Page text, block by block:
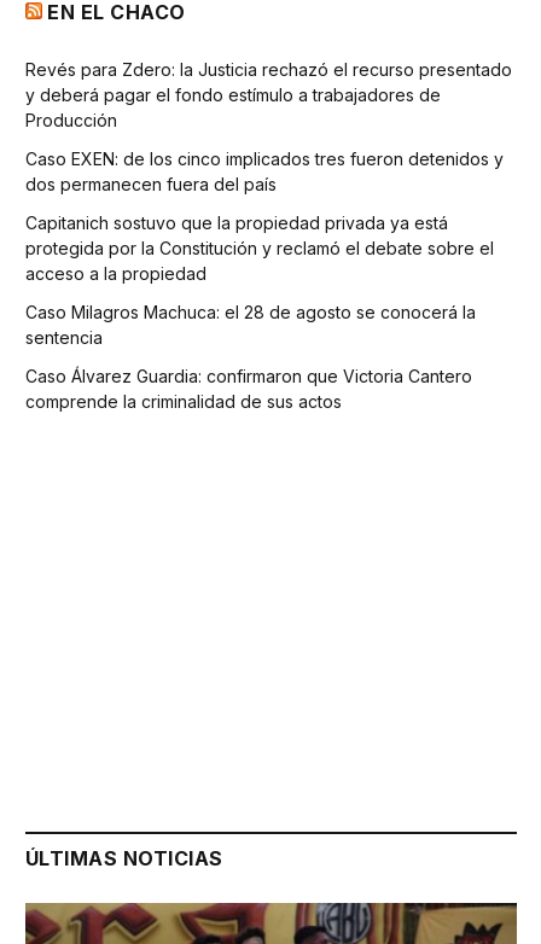
EN EL CHACO
Revés para Zdero: la Justicia rechazó el recurso presentado
y deberá pagar el fondo estímulo a trabajadores de
Producción
Caso EXEN: de los cinco implicados tres fueron detenidos y
dos permanecen fuera del país
Capitanich sostuvo que la propiedad privada ya está
protegida por la Constitución y reclamó el debate sobre el
acceso a la propiedad
Caso Milagros Machuca: el 28 de agosto se conocerá la
sentencia
Caso Álvarez Guardia: confirmaron que Victoria Cantero
comprende la criminalidad de sus actos
ÚLTIMAS NOTICIAS